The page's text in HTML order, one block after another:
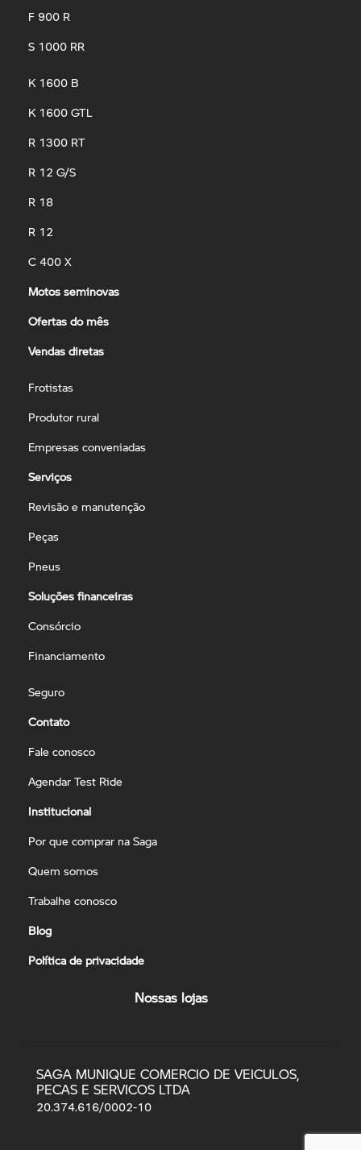
F 900 R
S 1000 RR
K 1600 B
K 1600 GTL
R 1300 RT
R 12 G/S
R 18
R 12
C 400 X
Motos seminovas
Ofertas do mês
Vendas diretas
Frotistas
Produtor rural
Empresas conveniadas
Serviços
Revisão e manutenção
Peças
Pneus
Soluções financeiras
Consórcio
Financiamento
Seguro
Contato
Fale conosco
Agendar Test Ride
Institucional
Por que comprar na Saga
Quem somos
Trabalhe conosco
Blog
Política de privacidade
Nossas lojas
SAGA MUNIQUE COMERCIO DE VEICULOS,
PECAS E SERVICOS LTDA
20.374.616/0002-10